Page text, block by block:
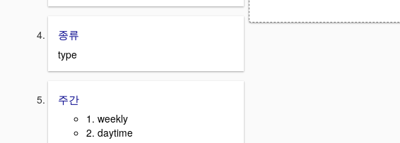
종류
type
주간
1. weekly
2. daytime